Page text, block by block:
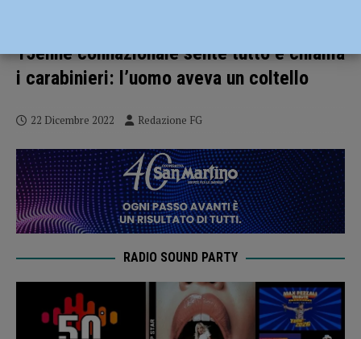
15enne connazionale sente tutto e chiama
i carabinieri: l’uomo aveva un coltello
22 Dicembre 2022 Redazione FG
RADIO SOUND PARTY